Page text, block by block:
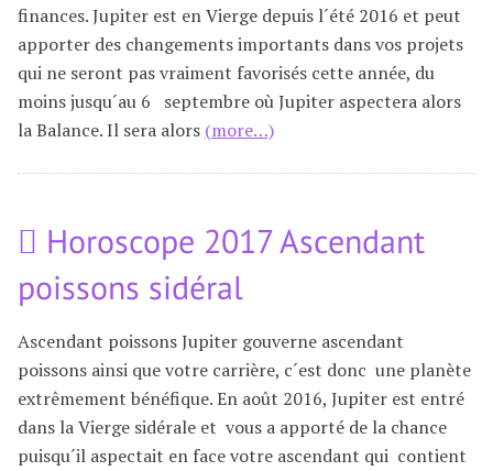
finances. Jupiter est en Vierge depuis l´été 2016 et peut
apporter des changements importants dans vos projets
qui ne seront pas vraiment favorisés cette année, du
moins jusqu´au 6 septembre où Jupiter aspectera alors
la Balance. Il sera alors (more…)
Horoscope 2017 Ascendant
poissons sidéral
Ascendant poissons Jupiter gouverne ascendant
poissons ainsi que votre carrière, c´est donc une planète
extrêmement bénéfique. En août 2016, Jupiter est entré
dans la Vierge sidérale et vous a apporté de la chance
puisqu´il aspectait en face votre ascendant qui contient